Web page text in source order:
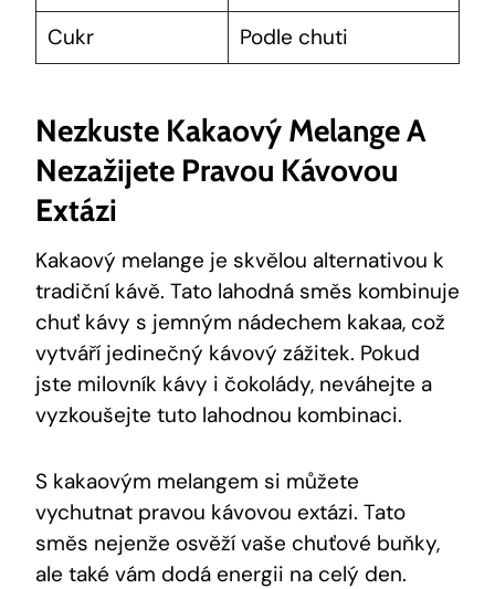
Cukr
Podle chuti
Nezkuste Kakaový ​melange A
Nezažijete Pravou Kávovou
Extázi
Kakaový melange je skvělou alternativou k
tradiční kávě. Tato lahodná směs kombinuje
chuť kávy s jemným ‌nádechem kakaa, což
vytváří jedinečný kávový zážitek. Pokud
jste milovník kávy i čokolády, ⁢neváhejte a
vyzkoušejte tuto lahodnou kombinaci.
S kakaovým melangem ​si můžete⁢
vychutnat pravou kávovou extázi. Tato
směs nejenže osvěží vaše chuťové buňky,
ale také vám dodá energii ⁣na celý den.